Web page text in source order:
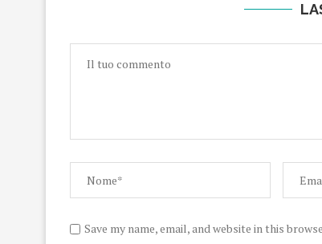
Save my name, email, and website in this